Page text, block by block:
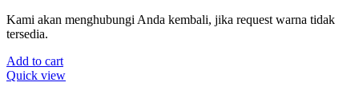
Kami akan menghubungi Anda kembali, jika request warna tidak
tersedia.
Add to cart
Quick view